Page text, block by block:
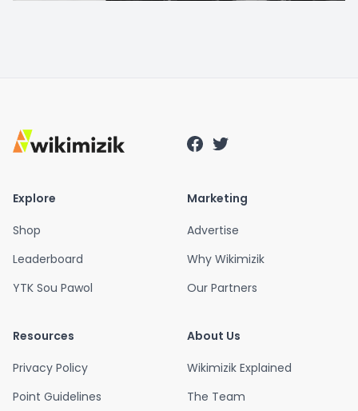
Explore
Shop
Leaderboard
YTK Sou Pawol
Marketing
Advertise
Why Wikimizik
Our Partners
Resources
Privacy Policy
Point Guidelines
About Us
Wikimizik Explained
The Team